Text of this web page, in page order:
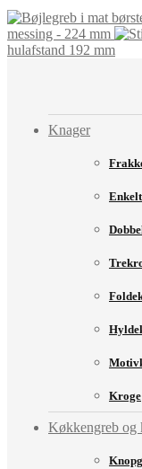
messing - 224 mm
hulafstand 192 mm
Knager
Kroge
Køkkengreb og